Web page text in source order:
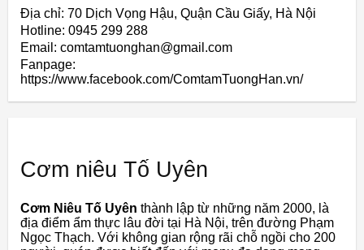
Địa chỉ: 70 Dịch Vọng Hậu, Quận Cầu Giấy, Hà Nội
Hotline: 0945 299 288
Email: comtamtuonghan@gmail.com
Fanpage:
https://www.facebook.com/ComtamTuongHan.vn/
Cơm niêu Tố Uyên
Cơm Niêu Tố Uyên thành lập từ những năm 2000, là
địa điểm ẩm thực lâu đời tại Hà Nội, trên đường Phạm
Ngọc Thạch. Với không gian rộng rãi chỗ ngồi cho 200